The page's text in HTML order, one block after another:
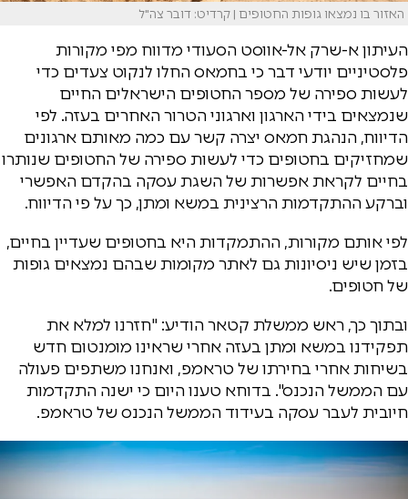
האזור בו נמצאו גופות החטופים | קרדיט: דובר צה"ל
העיתון א-שרק אל-אווסט הסעודי מדווח מפי מקורות
פלסטיניים יודעי דבר כי בחמאס החלו לנקוט צעדים כדי
לעשות ספירה של מספר החטופים הישראלים החיים
שנמצאים בידי הארגון וארגוני הטרור האחרים בעזה. לפי
הדיווח, הנהגת חמאס יצרה קשר עם כמה מאותם ארגונים
שמחזיקים בחטופים כדי לעשות ספירה של החטופים שנותרו
בחיים לקראת אפשרות של השגת עסקה בהקדם האפשרי
וברקע ההתקדמות הרצינית במשא ומתן, כך על פי הדיווח.
לפי אותם מקורות, ההתמקדות היא בחטופים שעדיין בחיים,
בזמן שיש ניסיונות גם לאתר מקומות שבהם נמצאים גופות
של חטופים.
ובתוך כך, ראש ממשלת קטאר הודיע: "חזרנו למלא את
תפקידנו במשא ומתן בעזה אחרי שראינו מומנטום חדש
בשיחות אחרי בחירתו של טראמפ, ואנחנו משתפים פעולה
עם הממשל הנכנס". בדוחא טענו היום כי ישנה התקדמות
חיובית לעבר עסקה בעידוד הממשל הנכנס של טראמפ.